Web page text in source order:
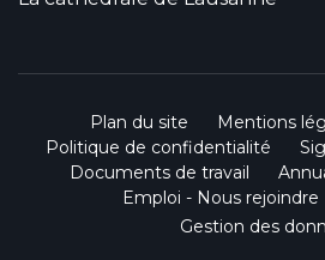
Plan du site Mentions
Politique de confidentialité
Documents de travail
Emploi - Nous rejoindre
Gestion des